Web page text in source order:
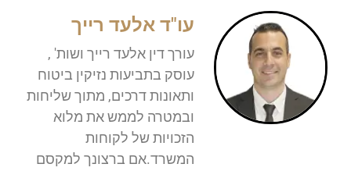
עו"ד אלעד רייך
עורך דין אלעד רייך ושות' ,
עוסק בתביעות נזיקין ביטוח
ותאונות דרכים, מתוך שליחות
ובמטרה לממש את מלוא
הזכויות של לקוחות
המשרד.אם ברצונך למקסם